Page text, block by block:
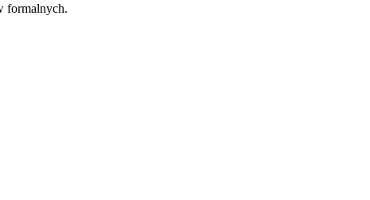
formalnych.